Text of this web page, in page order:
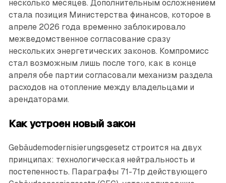
несколько месяцев. Дополнительным осложнением
стала позиция Министерства финансов, которое в
апреле 2026 года временно заблокировало
межведомственное согласование сразу
нескольких энергетических законов. Компромисс
стал возможным лишь после того, как в конце
апреля обе партии согласовали механизм раздела
расходов на отопление между владельцами и
арендаторами.
Как устроен новый закон
Gebäudemodernisierungsgesetz строится на двух
принципах: технологическая нейтральность и
постепенность. Параграфы 71-71p действующего